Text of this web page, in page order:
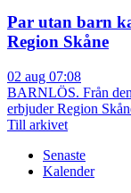
Par utan barn
Region Skåne
02 aug 07:08
BARNLÖS. Från
erbjuder Region
Till arkivet
Senaste
Kalender